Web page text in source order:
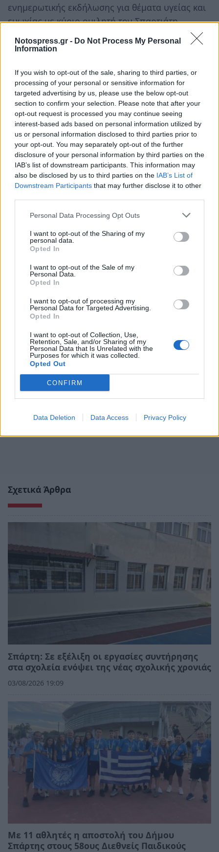
Notospress.gr - Do Not Process My Personal
Information
If you wish to opt-out of the sale, sharing to third parties, or
processing of your personal or sensitive information for
targeted advertising by us, please use the below opt-out
section to confirm your selection. Please note that after your
opt-out request is processed you may continue seeing
interest-based ads based on personal information utilized by
us or personal information disclosed to third parties prior to
your opt-out. You may separately opt-out of the further
disclosure of your personal information by third parties on the
IAB’s list of downstream participants. This information may
also be disclosed by us to third parties on the IAB’s List of
Downstream Participants that may further disclose it to other
Personal Data Processing Opt Outs
I want to opt-out of the Sharing of my
personal data.
Opted In
I want to opt-out of the Sale of my
Personal Data.
Opted In
I want to opt-out of processing my
Personal Data for Targeted Advertising.
Opted In
I want to opt-out of Collection, Use,
Retention, Sale, and/or Sharing of my
Personal Data that Is Unrelated with the
Purposes for which it was collected.
Opted Out
CONFIRM
Data Deletion Data Access Privacy Policy
ενημερωτικής εκδήλωσης για θέματα υγείας και
ευωχίας με κύριο ομιλητή τον Σπαρτιάτη
Καθηγητή στο ΚΑΠΗ του Δήμου Σπάρτης.
μάθετε πρώτοιόλες τις ειδήσεις
TAGS: ΠΕΤΡΟΣ ΔΟΥΚΑΣ
ΔΗΜΟΣ ΣΠΑΡΤΗΣ
ΓΕΡΟΥΛΑΚΕΙΟ ΙΔΡΥΜΑ ΥΠΟΤΡΟΦΙΩΝ
Σχετικά Άρθρα
Σπάρτη: Σε εξέλιξη οι εργασίες συντήρησης
στα σχολεία ενόψει της νέας σχολικής χρονιάς
03/08/2026 19:09
Με 11 αθλητές η αποστολή του Δήμου
Σπάρτης στους 58ους Διεθνείς Παιδικούς